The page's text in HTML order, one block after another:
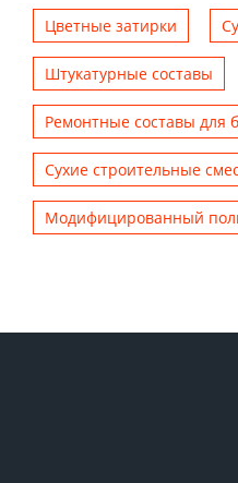
Цветные затирки
Штукатурные составы
Ремонтные составы для
Сухие строительные
Модифицированный